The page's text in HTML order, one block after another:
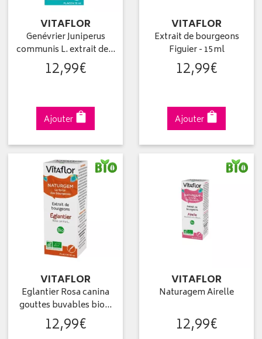
VITAFLOR
Genévrier Juniperus
communis L. extrait de…
12,99€
Ajouter
VITAFLOR
Extrait de bourgeons
Figuier - 15ml
12,99€
Ajouter
VITAFLOR
Eglantier Rosa canina
gouttes buvables bio…
12,99€
VITAFLOR
Naturagem Airelle
12,99€